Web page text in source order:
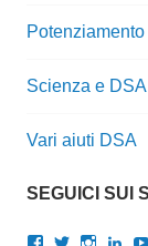
Potenziamento
Scienza e DSA
Vari aiuti DSA
SEGUICI SUI
Visualizza
Visualizza